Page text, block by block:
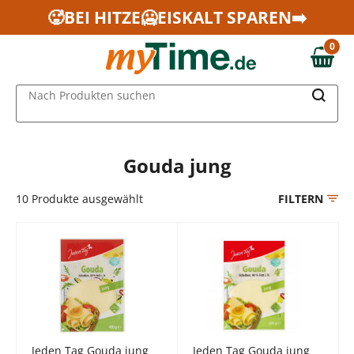
Zum Hauptinhalt springen
Zur Navigation springen
Zur Suche springen
🥵BEI HITZE🥶EISKALT SPAREN➡️
0,00 €
0
Nach Produkten suchen
Gouda jung
10 Produkte ausgewählt FILTERN
Jeden Tag Gouda jung
Jeden Tag Gouda jung